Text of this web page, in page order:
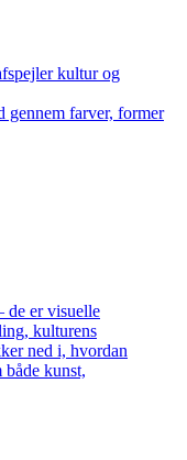
kultur og
gennem farver, former
de er visuelle
kulturens
ned i, hvordan
både kunst,